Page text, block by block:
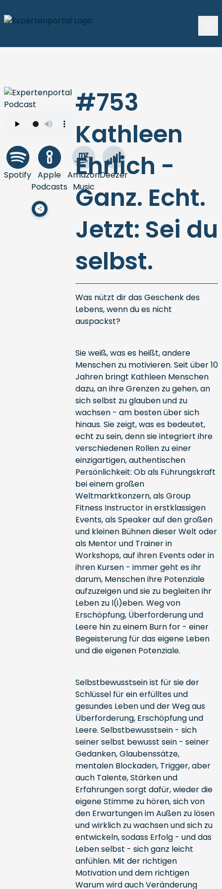
Spotify Apple
Podcasts
Amazon
Music
Deezer
#753
Kathleen
Ehrlich -
Ganz. Echt.
Jetzt: Sei du
selbst.
Was nützt dir das Geschenk des
Lebens, wenn du es nicht
auspackst?
Sie weiß, was es heißt, andere
Menschen zu motivieren. Seit über 10
Jahren bringt Kathleen Menschen
dazu, an ihre Grenzen zu gehen, an
sich selbst zu glauben und zu
wachsen - am besten über sich
hinaus. Sie zeigt, was es bedeutet,
echt zu sein, denn sie integriert ihre
verschiedenen Rollen zu einer
einzigartigen, authentischen
Persönlichkeit: Ob als Führungskraft
bei einem großen
Weltmarktkonzern, als Group
Fitness Instructor in erstklassigen
Events, als Speaker auf den großen
und kleinen Bühnen dieser Welt oder
als Mentor und Trainer in
Workshops, auf ihren Events oder in
ihren Kursen - immer geht es ihr
darum, Menschen ihre Potenziale
aufzuzeigen und sie zu begleiten ihr
Leben zu l(i)eben. Weg von
Erschöpfung, Überforderung und
Leere hin zu einem Burn for - einer
Begeisterung für das eigene Leben
und die eigenen Potenziale.
Selbstbewusstsein ist für sie der
Schlüssel für ein erfülltes und
gesundes Leben und der Weg aus
Überforderung, Erschöpfung und
Leere. Selbstbewusstsein - sich
seiner selbst bewusst sein - seiner
Gedanken, Glaubenssätze,
mentalen Blockaden, Trigger, aber
auch Talente, Stärken und
Erfahrungen sorgt dafür, wieder die
eigene Stimme zu hören, sich von
den Erwartungen im Außen zu lösen
und wirklich zu wachsen und sich zu
entwickeln, sodass Erfolg - und das
Leben selbst - sich ganz leicht
anfühlen. Mit der richtigen
Motivation und dem richtigen
Warum wird auch Veränderung